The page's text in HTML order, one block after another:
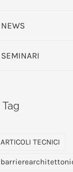
NEWS
SEMINARI
Tag
ARTICOLI TECNICI